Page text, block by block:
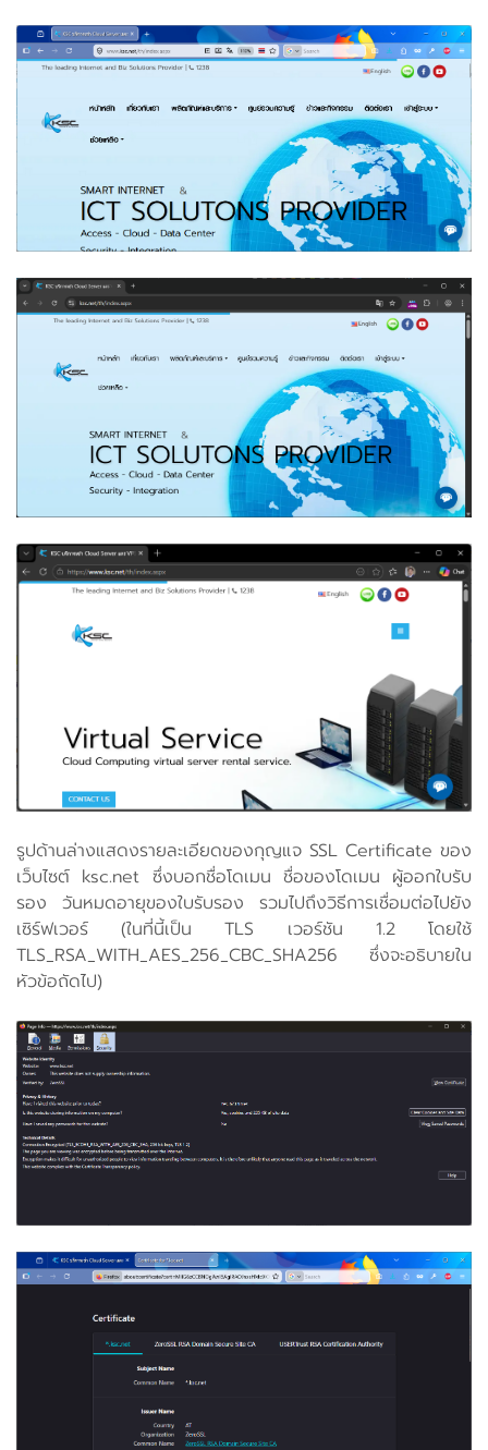
รูปด้านล่างแสดงรายละเอียดของกุญแจ SSL Certificate ของ
เว็บไซต์ ksc.net ซึ่งบอกชื่อโดเมน ชื่อของโดเมน ผู้ออกใบรับ
รอง วันหมดอายุของใบรับรอง รวมไปถึงวิธีการเชื่อมต่อไปยัง
เซิร์ฟเวอร์ (ในที่นี้เป็น TLS เวอร์ชัน 1.2 โดยใช้
TLS_RSA_WITH_AES_256_CBC_SHA256 ซึ่งจะอธิบายใน
หัวข้อถัดไป)